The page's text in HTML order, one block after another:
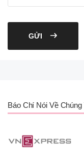
GỬI
Báo Chí Nói Về Chúng